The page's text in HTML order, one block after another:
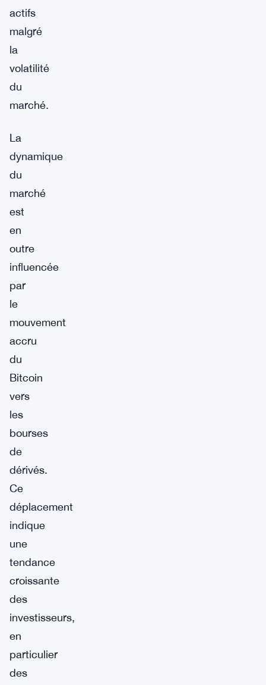
actifs
malgré
la
volatilité
du
marché.
La
dynamique
du
marché
est
en
outre
influencée
par
le
mouvement
accru
du
Bitcoin
vers
les
bourses
de
dérivés.
Ce
déplacement
indique
une
tendance
croissante
des
investisseurs,
en
particulier
des